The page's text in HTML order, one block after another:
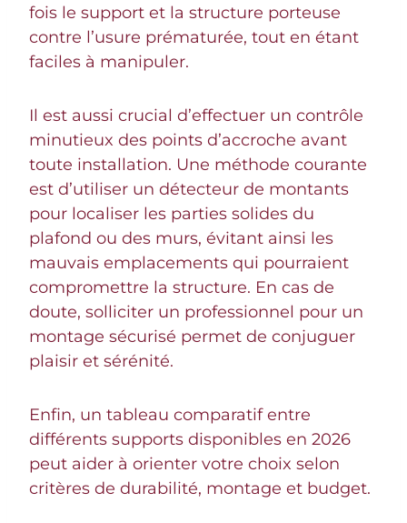
fois le support et la structure porteuse
contre l’usure prématurée, tout en étant
faciles à manipuler.
Il est aussi crucial d’effectuer un contrôle
minutieux des points d’accroche avant
toute installation. Une méthode courante
est d’utiliser un détecteur de montants
pour localiser les parties solides du
plafond ou des murs, évitant ainsi les
mauvais emplacements qui pourraient
compromettre la structure. En cas de
doute, solliciter un professionnel pour un
montage sécurisé permet de conjuguer
plaisir et sérénité.
Enfin, un tableau comparatif entre
différents supports disponibles en 2026
peut aider à orienter votre choix selon
critères de durabilité, montage et budget.